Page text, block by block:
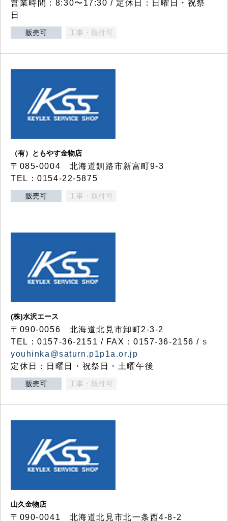
営業時間：8:30〜17:30 / 定休日：日曜日・祝祭
日
販売可 工事・取付可
（有）ともやす金物店
〒085-0004 北海道釧路市新富町9-3
TEL：0154-22-5875
販売可 工事・取付可
(株)水沢エース
〒090-0056 北海道北見市卸町2-3-2
TEL：0157-36-2151 / FAX：0157-36-2156 / s
youhinka@saturn.p1p1a.or.jp
定休日：日曜日・祝祭日・土曜午後
販売可 工事・取付可
山久金物店
〒090-0041 北海道北見市北一条西4-8-2